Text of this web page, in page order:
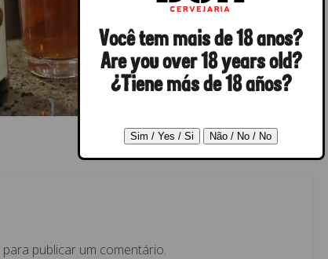
para publicar um comentário.
Você tem mais de 18 anos?
Are you over 18 years old?
¿Tiene más de 18 años?